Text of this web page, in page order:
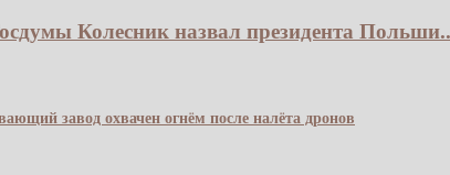
Колесник назвал президента
завод охвачен огнём после налёта дронов